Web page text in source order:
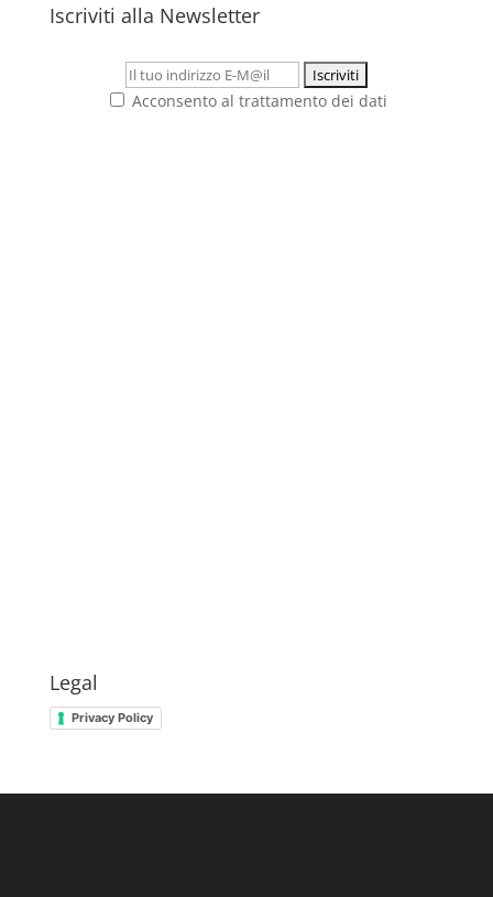
Iscriviti alla Newsletter
Acconsento al trattamento dei dati
Legal
Privacy Policy